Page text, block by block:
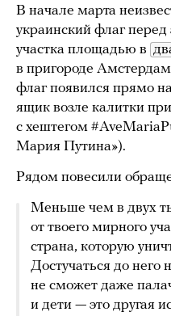
В начале марта
украинский флаг
участка площадью в
в пригороде
флаг появился прямо
ящик возле калитки
с хештегом
Мария Путина»).
Рядом повесили
Меньше чем в двух
от твоего мирного
страна, которую
Достучаться до него
не сможет даже
и дети — это другая